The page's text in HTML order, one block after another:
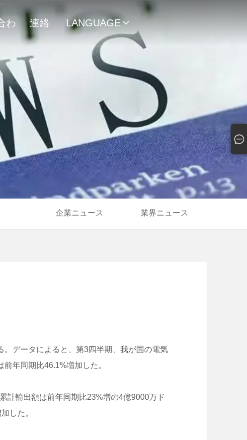
わ 連絡
先
LANGUAGE 
企業ニュース 業界ニュース
データによると、第3四半期、我が国の電気
年同期比46.1%増加した。
計輸出額は前年同期比23%増の4億9000万ド
した。